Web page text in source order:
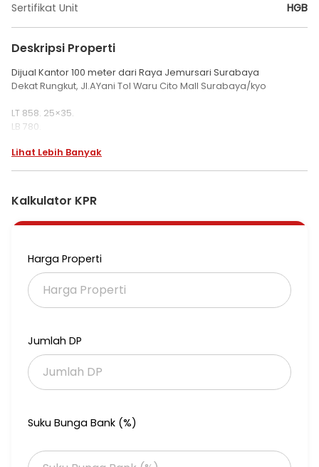
Sertifikat Unit HGB
Deskripsi Properti
Dijual Kantor 100 meter dari Raya Jemursari Surabaya
Dekat Rungkut, Jl.AYani Tol Waru Cito Mall Surabaya/kyo
LT 858. 25×35.
LB 780.
12 ruang office + 6 KM.
SHGB.
Posisi hanya 100 meter ke Raya Prapen/Jemursari, cocok untuk
kantor, home industry, kitchen & Resto.
Hub : Indri
085100744285
Xmtjandrasouth
Lihat Lebih Banyak
Kalkulator KPR
Harga Properti
Jumlah DP
Suku Bunga Bank (%)